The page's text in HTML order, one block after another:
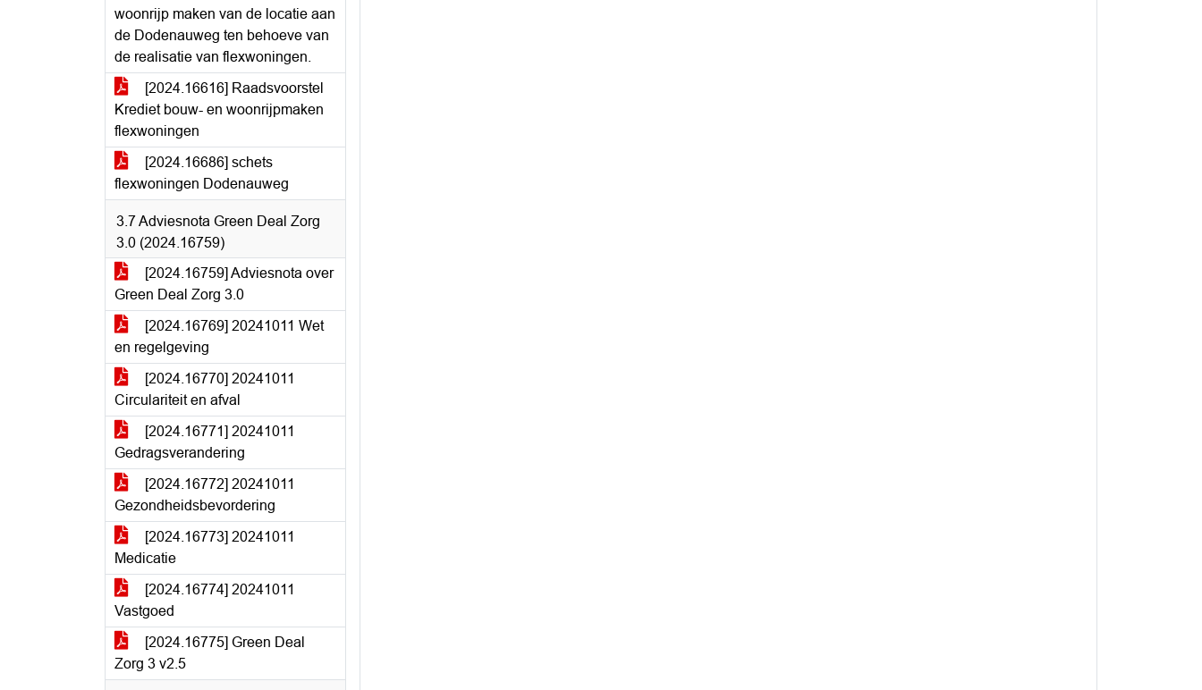
woonrijp maken van de locatie aan
de Dodenauweg ten behoeve van
de realisatie van flexwoningen.
[2024.16616] Raadsvoorstel
Krediet bouw- en woonrijpmaken
flexwoningen
[2024.16686] schets
flexwoningen Dodenauweg
3.7 Adviesnota Green Deal Zorg
3.0 (2024.16759)
[2024.16759] Adviesnota over
Green Deal Zorg 3.0
[2024.16769] 20241011 Wet
en regelgeving
[2024.16770] 20241011
Circulariteit en afval
[2024.16771] 20241011
Gedragsverandering
[2024.16772] 20241011
Gezondheidsbevordering
[2024.16773] 20241011
Medicatie
[2024.16774] 20241011
Vastgoed
[2024.16775] Green Deal
Zorg 3 v2.5